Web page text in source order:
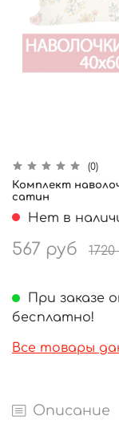
(0)
Комплект
сатин
Нет в
567 руб
При заказе
бесплатно!
Все товары
Описание